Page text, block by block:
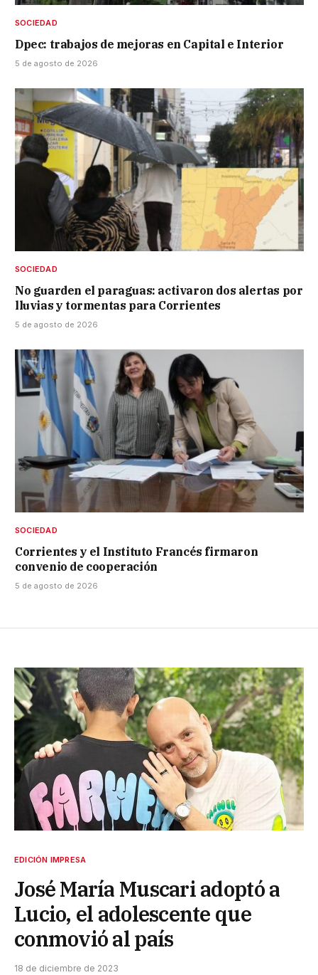
SOCIEDAD
Dpec: trabajos de mejoras en Capital e Interior
5 de agosto de 2026
SOCIEDAD
No guarden el paraguas: activaron dos alertas por
lluvias y tormentas para Corrientes
5 de agosto de 2026
SOCIEDAD
Corrientes y el Instituto Francés firmaron
convenio de cooperación
5 de agosto de 2026
EDICIÓN IMPRESA
José María Muscari adoptó a
Lucio, el adolescente que
conmovió al país
18 de diciembre de 2023